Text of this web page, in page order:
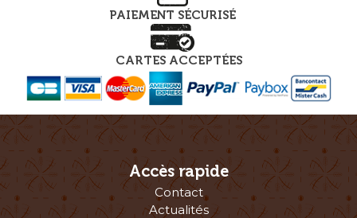
PAIEMENT SÉCURISÉ
CARTES ACCEPTÉES
Accès rapide
Contact
Actualités